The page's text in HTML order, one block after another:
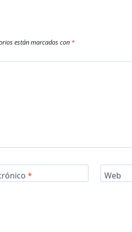
están marcados con *
* Web